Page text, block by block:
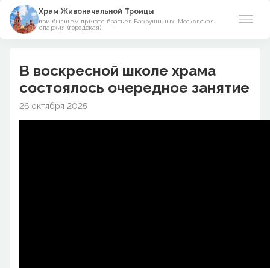
Храм Живоначальной Троицы
при бывшем приюте братьев Бахрушиных. Московская
епархия (городская)
Прихожанам
Азы православия
В воскресной школе храма
состоялось очередное занятие
26 октября 2025